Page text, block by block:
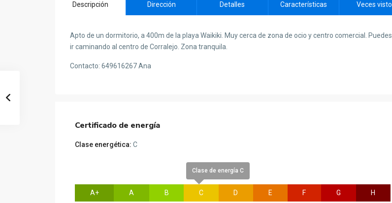
Descripción Dirección Detalles Características Veces visto
Apto de un dormitorio, a 400m de la playa Waikiki. Muy cerca de zona de ocio y centro comercial. Puedes
ir caminando al centro de Corralejo. Zona tranquila.
Contacto: 649616267 Ana
Certificado de energía
Clase energética: C
A+ A B
Clase de energía C
C D E F G H